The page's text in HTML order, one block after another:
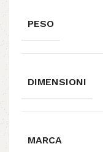
PESO
DIMENSIONI
MARCA